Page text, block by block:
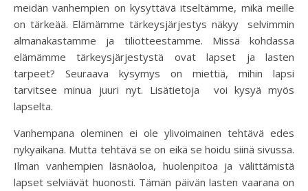
meidän vanhempien on kysyttävä itseltämme, mikä meille
on tärkeää. Elämämme tärkeysjärjestys näkyy selvimmin
almanakastamme ja tiliotteestamme. Missä kohdassa
elämämme tärkeysjärjestystä ovat lapset ja lasten
tarpeet? Seuraava kysymys on miettiä, mihin lapsi
tarvitsee minua juuri nyt. Lisätietoja voi kysyä myös
lapselta.
Vanhempana oleminen ei ole ylivoimainen tehtävä edes
nykyaikana. Mutta tehtävä se on eikä se hoidu siinä sivussa.
Ilman vanhempien läsnäoloa, huolenpitoa ja välittämistä
lapset selviävät huonosti. Tämän päivän lasten vaarana on